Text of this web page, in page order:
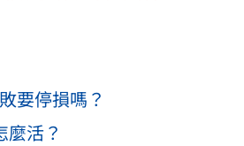
要停損嗎？
活？